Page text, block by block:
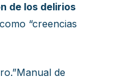
de los delirios
“creencias
de